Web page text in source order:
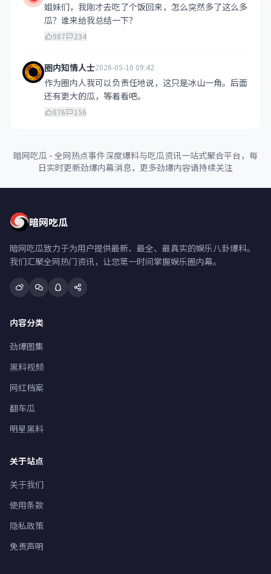
姐妹们，我刚才去吃了个饭回来，怎么突然多了这么多
瓜？谁来给我总结一下？
987 234
圈内知情人士2026-05-10 09:42
作为圈内人我可以负责任地说，这只是冰山一角。后面
还有更大的瓜，等着看吧。
876 156
暗网吃瓜 - 全网热点事件深度爆料与吃瓜资讯一站式聚合平台，每
日实时更新劲爆内幕消息，更多劲爆内容请持续关注
暗网吃瓜
暗网吃瓜致力于为用户提供最新、最全、最真实的娱乐八卦爆料。
我们汇聚全网热门资讯，让您第一时间掌握娱乐圈内幕。
内容分类
劲爆图集
黑料视频
网红档案
翻车瓜
明星黑料
关于站点
关于我们
使用条款
隐私政策
免责声明